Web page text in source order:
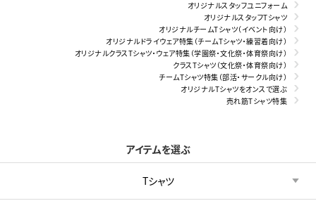
オリジナルスタッフユニフォーム
オリジナルスタッフTシャツ
オリジナルチームTシャツ（イベント向け）
オリジナルドライウェア特集（チームTシャツ・練習着向け）
オリジナルクラスTシャツ・ウェア特集（学園祭・文化祭・体育祭向け）
クラスTシャツ（文化祭・体育祭向け）
チームTシャツ特集（部活・サークル向け）
オリジナルTシャツをオンスで選ぶ
売れ筋Tシャツ特集
アイテムを選ぶ
Tシャツ